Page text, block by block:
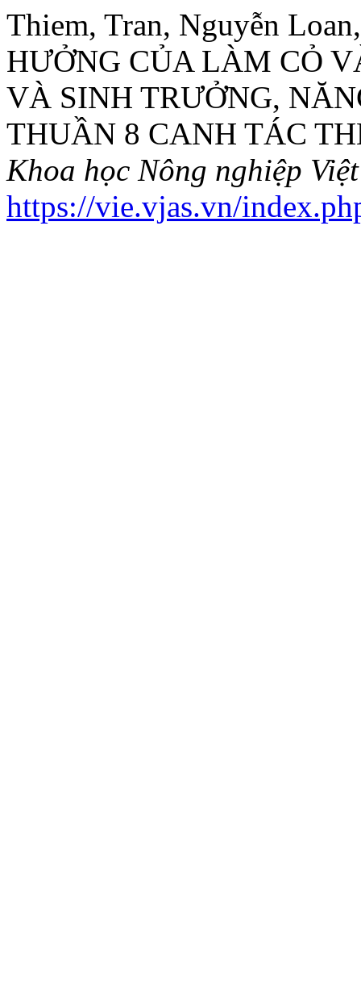
Thiem, Tran, Nguyễn
HƯỞNG CỦA LÀM CỎ
VÀ SINH TRƯỞNG,
THUẦN 8 CANH TÁC
Khoa học Nông nghiệp
https://vie.vjas.vn/